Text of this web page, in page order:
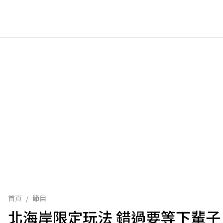
首頁 / 節目
北海岸限定玩法 錯過要等下輩子